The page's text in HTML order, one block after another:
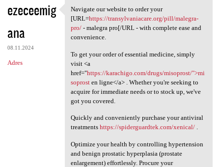
ezeceemig
ana
08.11.2024
Adres
Navigate our website to order
Navigate our website to order your
[URL=https://transylvaniacare.org/pill/malegra-
pro/- malegra pro[/URL - with complete ease and
convenience.
To get your order of essential medicine, simply
visit <a
href="https://karachigo.com/drugs/misoprost/">mi
soprosten ligne</a> . Whether you're seeking to
acquire for immediate needs or to stock up, we've
got you covered.
Quickly and conveniently purchase your antiviral
treatments https://spiderguardtek.com/xenical/.
Optimize your health by controlling hypertension
and benign prostatic hyperplasia (prostate
enlargement) effortlessly. Procure your